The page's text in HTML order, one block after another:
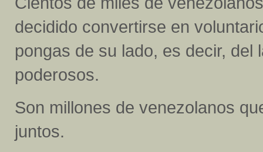
decidido convertirse en
pongas de su lado, es decir, del
poderosos.
Son millones de venezolanos
juntos.